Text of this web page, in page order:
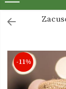
Dulceturi fara
Dulciuri de casa
Otet
Paste
-11%